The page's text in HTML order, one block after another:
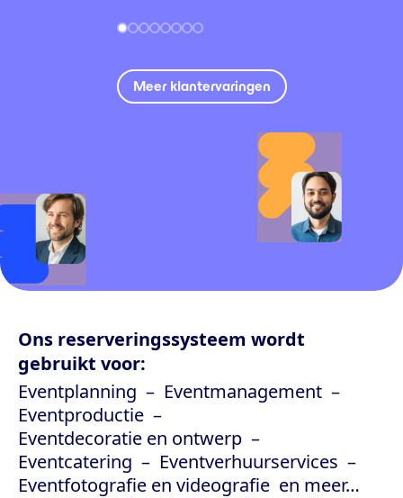
Meer klantervaringen
Ons reserveringssysteem wordt
gebruikt voor:
Eventplanning
Eventmanagement
Eventproductie
Eventdecoratie en ontwerp
Eventcatering
Eventverhuurservices
Eventfotografie en videografie en meer…